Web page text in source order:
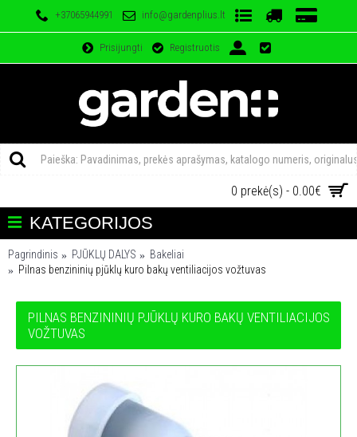
+37065944991 info@gardenplius.lt
Prisijungti Registruotis
0 prekė(s) - 0.00€
KATEGORIJOS
Pagrindinis PJŪKLŲ DALYS
Bakeliai
Pilnas benzininių pjūklų kuro bakų ventiliacijos vožtuvas
PILNAS BENZININIŲ PJŪKLŲ KURO BAKŲ VENTILIACIJOS
VOŽTUVAS